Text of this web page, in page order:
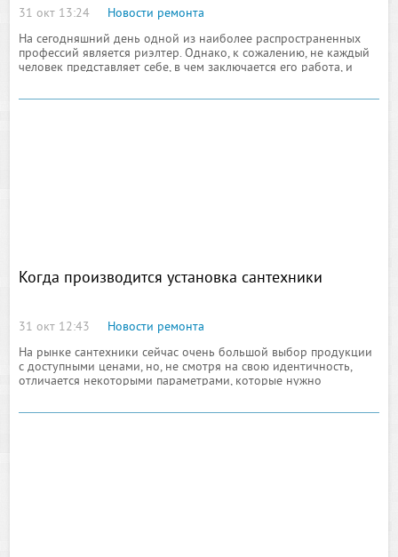
31 окт 13:24
Новости ремонта
На сегодняшний день одной из наиболее распространенных
профессий является риэлтер. Однако, к сожалению, не каждый
человек представляет себе, в чем заключается его работа, и
риэлтера, а в каких можно обойтись собственными силами.
Когда производится установка сантехники
31 окт 12:43
Новости ремонта
На рынке сантехники сейчас очень большой выбор продукции
с доступными ценами, но, не смотря на свою идентичность,
отличается некоторыми параметрами, которые нужно
Например, ванна, раковина или душевая кабина имеют разные